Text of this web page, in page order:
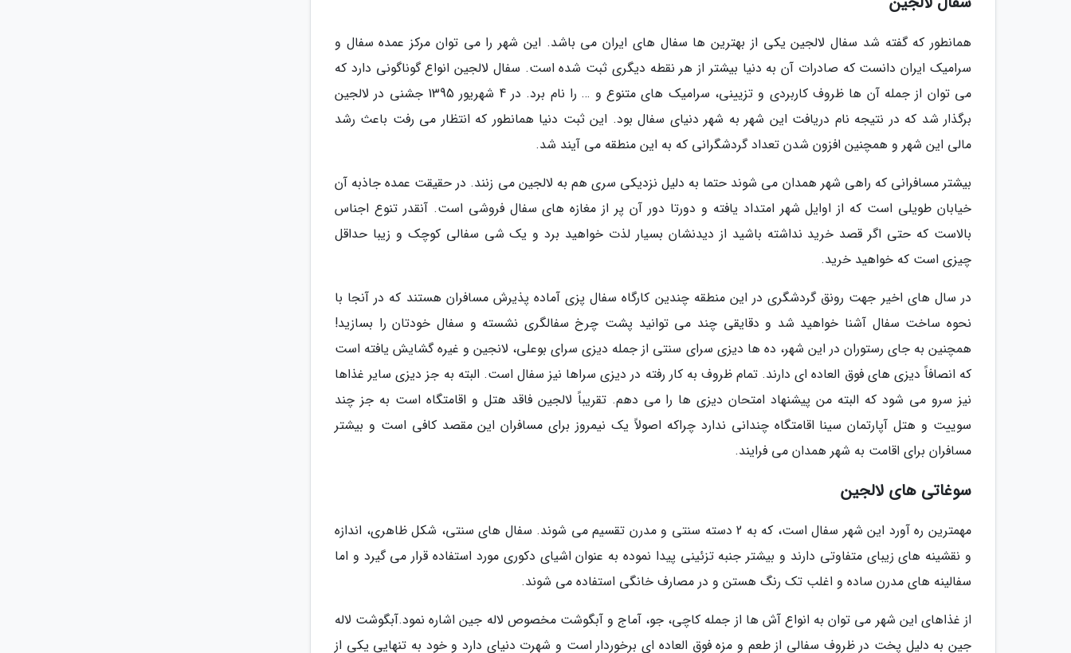
همانطور که گفته شد سفال لالجین یکی از بهترین ها سفال های ایران می باشد. این شهر را می توان مرکز عمده سفال و
سرامیک ایران دانست که صادرات آن به دنیا بیشتر از هر نقطه دیگری ثبت شده است. سفال لالجین انواع گوناگونی دارد که
می توان از جمله آن ها ظروف کاربردی و تزیینی، سرامیک های متنوع و … را نام برد. در 4 شهریور 1395 جشنی در لالجین
برگذار شد که در نتیجه نام دریافت این شهر به شهر دنیای سفال بود. این ثبت دنیا همانطور که انتظار می رفت باعث رشد
مالی این شهر و همچنین افزون شدن تعداد گردشگرانی که به این منطقه می آیند شد.
بیشتر مسافرانی که راهی شهر همدان می شوند حتما به دلیل نزدیکی سری هم به لالجین می زنند. در حقیقت عمده جاذبه آن
خیابان طویلی است که از اوایل شهر امتداد یافته و دورتا دور آن پر از مغازه های سفال فروشی است. آنقدر تنوع اجناس
بالاست که حتی اگر قصد خرید نداشته باشید از دیدنشان بسیار لذت خواهید برد و یک شی سفالی کوچک و زیبا حداقل
چیزی است که خواهید خرید.
در سال های اخیر جهت رونق گردشگری در این منطقه چندین کارگاه سفال پزی آماده پذیرش مسافران هستند که در آنجا با
نحوه ساخت سفال آشنا خواهید شد و دقایقی چند می توانید پشت چرخ سفالگری نشسته و سفال خودتان را بسازید!
همچنین به جای رستوران در این شهر، ده ها دیزی سرای سنتی از جمله دیزی سرای بوعلی، لانجین و غیره گشایش یافته است
که انصافاً دیزی های فوق العاده ای دارند. تمام ظروف به کار رفته در دیزی سراها نیز سفال است. البته به جز دیزی سایر غذاها
نیز سرو می شود که البته من پیشنهاد امتحان دیزی ها را می دهم. تقریباً لالجین فاقد هتل و اقامتگاه است به جز چند
سوییت و هتل آپارتمان سینا اقامتگاه چندانی ندارد چراکه اصولاً یک نیمروز برای مسافران این مقصد کافی است و بیشتر
مسافران برای اقامت به شهر همدان می فرایند.
سوغاتی های لالجین
مهمترین ره آورد این شهر سفال است، که به 2 دسته سنتی و مدرن تقسیم می شوند. سفال های سنتی، شکل ظاهری، اندازه
و نقشینه های زیبای متفاوتی دارند و بیشتر جنبه تزئینی پیدا نموده به عنوان اشیای دکوری مورد استفاده قرار می گیرد و اما
سفالینه های مدرن ساده و اغلب تک رنگ هستن و در مصارف خانگی استفاده می شوند.
از غذاهای این شهر می توان به انواع آش ها از جمله کاچی، جو، آماج و آبگوشت مخصوص لاله جین اشاره نمود.آبگوشت لاله
جین به دلیل پخت در ظروف سفالی از طعم و مزه فوق العاده ای برخوردار است و شهرت دنیای دارد و خود به تنهایی یکی از